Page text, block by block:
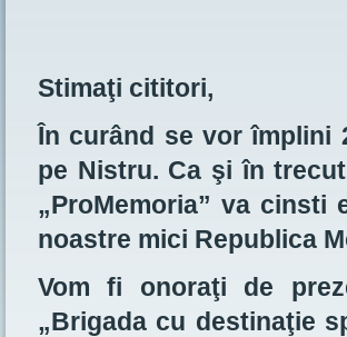
Stimaţi cititori,
În curând se vor împlini
pe Nistru. Ca şi în
„ProMemoria” va
noastre mici Republica
Vom fi onoraţi de
„Brigada cu destinaţie